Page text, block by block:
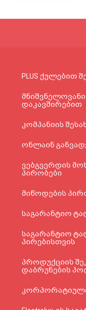
PLUS ქულებით
დაკავშირებით
კომპანიის
ონლაინ
ვებგვერდის
პირობები
მიწოდების
საგარანტიო
საგარანტიო
პირებისთვის
პროდუქციის
დაბრუნების